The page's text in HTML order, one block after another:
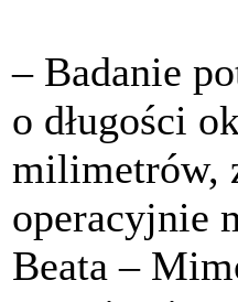
– Badanie
o długości
milimetrów,
operacyjnie
Beata –